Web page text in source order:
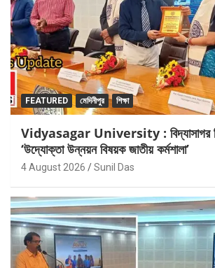
FEATURED মেদিনীপুর শিক্ষা
Vidyasagar University : বিদ্যাসাগর
‘উদ্যোক্তা উন্নয়ন বিষয়ক জাতীয় কর্মশালা’
4 August 2026 Sunil Das